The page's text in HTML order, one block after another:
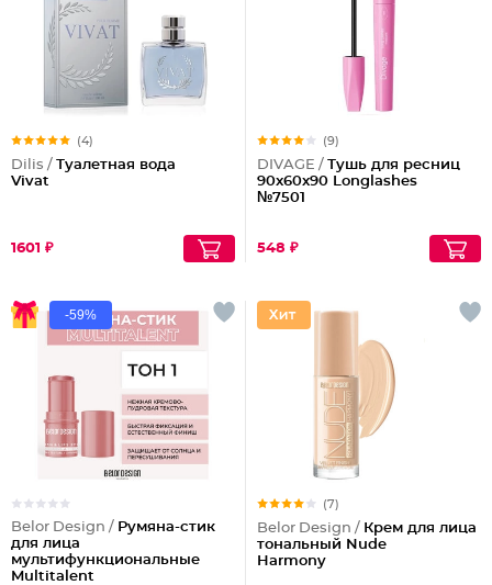
(4)
Dilis / Туалетная вода
Vivat
1601 ₽
(9)
DIVAGE / Тушь для ресниц
90x60x90 Longlashes
№7501
548 ₽
-59%
Belor Design / Румяна-стик
для лица
мультифункциональные
Multitalent
(7)
Belor Design / Крем для лица
тональный Nude
Harmony